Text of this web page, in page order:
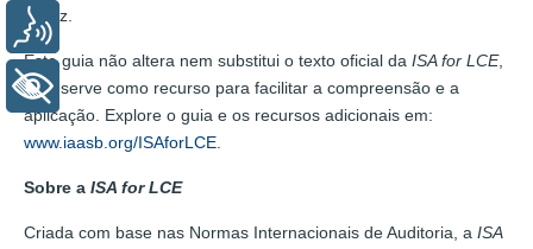
eficaz.
Este guia não altera nem substitui o texto oficial da ISA for LCE,
mas serve como recurso para facilitar a compreensão e a
aplicação. Explore o guia e os recursos adicionais em:
www.iaasb.org/ISAforLCE.
Sobre a ISA for LCE
Criada com base nas Normas Internacionais de Auditoria, a ISA
+ Acessibilidade